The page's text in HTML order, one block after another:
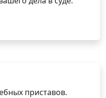
приставов.